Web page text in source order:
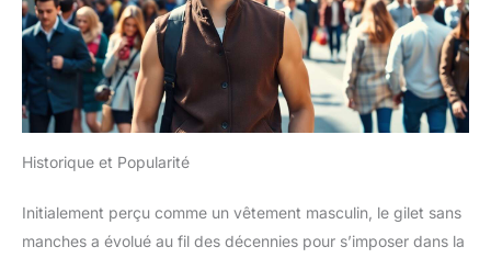
Historique et Popularité
Initialement perçu comme un vêtement masculin, le gilet sans
manches a évolué au fil des décennies pour s’imposer dans la